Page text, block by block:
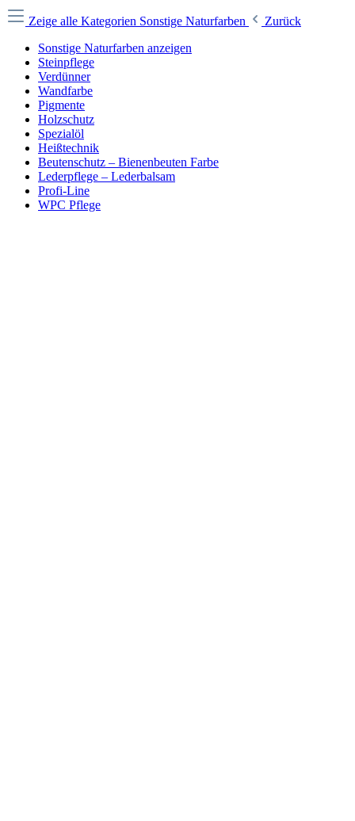
Zeige alle Kategorien Sonstige Naturfarben
Zurück
Sonstige Naturfarben anzeigen
Steinpflege
Verdünner
Wandfarbe
Pigmente
Holzschutz
Spezialöl
Heißtechnik
Beutenschutz – Bienenbeuten Farbe
Lederpflege – Lederbalsam
Profi-Line
WPC Pflege